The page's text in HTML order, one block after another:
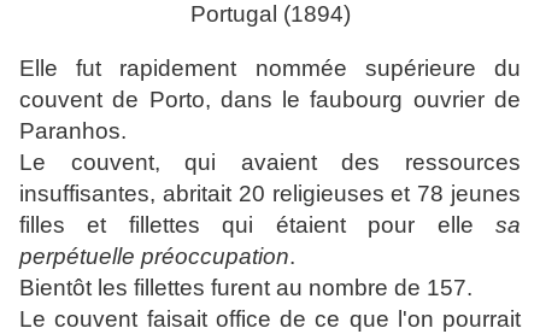
Portugal (1894)
Elle fut rapidement nommée supérieure du
couvent de Porto, dans le faubourg ouvrier de
Paranhos.
Le couvent, qui avaient des ressources
insuffisantes, abritait 20 religieuses et 78 jeunes
filles et fillettes qui étaient pour elle sa
perpétuelle préoccupation.
Bientôt les fillettes furent au nombre de 157.
Le couvent faisait office de ce que l'on pourrait